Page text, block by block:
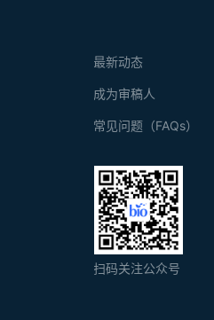
最新动态
成为审稿人
常见问题（FAQs）
扫码关注公众号